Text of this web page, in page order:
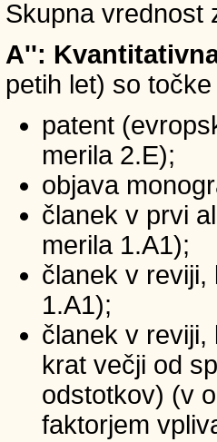
Skupna vrednost
A'':
petih let) so
patent
merila 2.E);
objava
članek v prvi
merila 1.A1);
članek v reviji,
1.A1);
članek v reviji,
krat večji od
odstotkov) (v
faktorjem